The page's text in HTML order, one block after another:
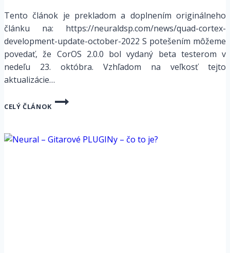
Tento článok je prekladom a doplnením originálneho
článku na: https://neuraldsp.com/news/quad-cortex-
development-update-october-2022 S potešením môžeme
povedať, že CorOS 2.0.0 bol vydaný beta testerom v
nedeľu 23. októbra. Vzhľadom na veľkosť tejto
aktualizácie…
CELÝ ČLÁNOK
AKTUALIZÁCIA
–